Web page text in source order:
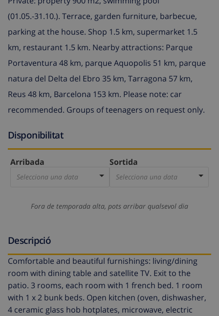
(01.05.-31.10.). Terrace, garden furniture, barbecue,
parking at the house. Shop 1.5 km, supermarket 1.5
km, restaurant 1.5 km. Nearby attractions: Parque
Portaventura 48 km, parque Aquopolis 51 km, parque
natura del Delta del Ebro 35 km, Tarragona 57 km,
Reus 48 km, Barcelona 153 km. Please note: car
recommended. Groups of teenagers on request only.
Disponibilitat
Arribada
Selecciona una data
Sortida
Selecciona una data
Fora de temporada alta, pots arribar qualsevol dia
Descripció
Comfortable and beautiful furnishings: living/dining
room with dining table and satellite TV. Exit to the
patio. 3 rooms, each room with 1 french bed. 1 room
with 1 x 2 bunk beds. Open kitchen (oven, dishwasher,
4 ceramic glass hob hotplates, microwave, electric